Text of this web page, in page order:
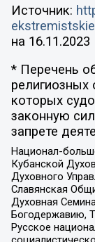
Источник:
на 16.11.2023
* Перечень
религиозных
которых
законную
запрете
Национал-
Кубанской
Духовного
Славянская
Духовная
Богодержавию,
Русское